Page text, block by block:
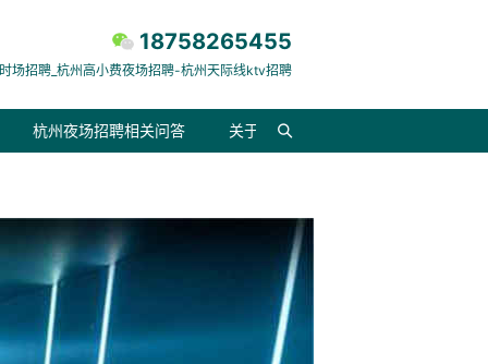
18758265455
场招聘_杭州高小费夜场招聘-杭州天际线ktv招聘
杭州夜场招聘相关问答 关于我们